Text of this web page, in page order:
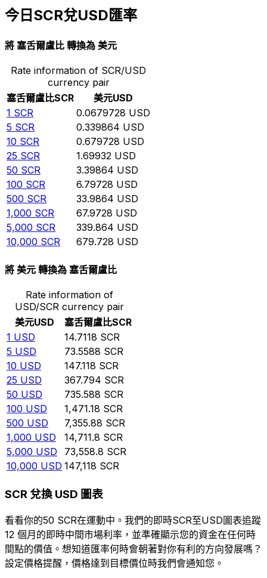
今日SCR兌USD匯率
將 塞舌爾盧比 轉換為 美元
Rate information of SCR/USD
currency pair
塞舌爾盧比SCR 美元USD
1 SCR 0.0679728 USD
5 SCR 0.339864 USD
10 SCR 0.679728 USD
25 SCR 1.69932 USD
50 SCR 3.39864 USD
100 SCR 6.79728 USD
500 SCR 33.9864 USD
1,000 SCR 67.9728 USD
5,000 SCR 339.864 USD
10,000 SCR 679.728 USD
將 美元 轉換為 塞舌爾盧比
Rate information of
USD/SCR currency pair
美元USD 塞舌爾盧比SCR
1 USD 14.7118 SCR
5 USD 73.5588 SCR
10 USD 147.118 SCR
25 USD 367.794 SCR
50 USD 735.588 SCR
100 USD 1,471.18 SCR
500 USD 7,355.88 SCR
1,000 USD 14,711.8 SCR
5,000 USD 73,558.8 SCR
10,000 USD 147,118 SCR
SCR 兌換 USD 圖表
看看你的50 SCR在運動中。我們的即時SCR至USD圖表追蹤
12 個月的即時中間市場利率，並準確顯示您的資金在任何時
間點的價值。想知道匯率何時會朝著對你有利的方向發展嗎？
設定價格提醒，價格達到目標價位時我們會通知您。